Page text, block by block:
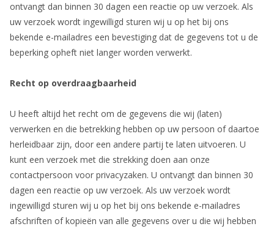
ontvangt dan binnen 30 dagen een reactie op uw verzoek. Als
uw verzoek wordt ingewilligd sturen wij u op het bij ons
bekende e-mailadres een bevestiging dat de gegevens tot u de
beperking opheft niet langer worden verwerkt.
Recht op overdraagbaarheid
U heeft altijd het recht om de gegevens die wij (laten)
verwerken en die betrekking hebben op uw persoon of daartoe
herleidbaar zijn, door een andere partij te laten uitvoeren. U
kunt een verzoek met die strekking doen aan onze
contactpersoon voor privacyzaken. U ontvangt dan binnen 30
dagen een reactie op uw verzoek. Als uw verzoek wordt
ingewilligd sturen wij u op het bij ons bekende e-mailadres
afschriften of kopieën van alle gegevens over u die wij hebben